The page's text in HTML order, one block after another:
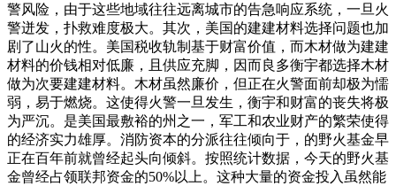
警风险，由于这些地域往往远离城市的告急响应系统，一旦火
警迸发，扑救难度极大。其次，美国的建建材料选择问题也加
剧了山火的性。美国税收轨制基于财富价值，而木材做为建建
材料的价钱相对低廉，且供应充脚，因而良多衡宇都选择木材
做为次要建建材料。木材虽然廉价，但正在火警面前却极为懦
弱，易于燃烧。这使得火警一旦发生，衡宇和财富的丧失将极
为严沉。是美国最敷裕的州之一，军工和农业财产的繁荣使得
的经济实力雄厚。消防资本的分派往往倾向于，的野火基金早
正在百年前就曾经起头向倾斜。按照统计数据，今天的野火基
金曾经占领联邦资金的50%以上。这种大量的资金投入虽然能